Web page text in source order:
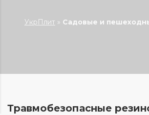
УкрПлит » Садовые и
Травмобезопасные